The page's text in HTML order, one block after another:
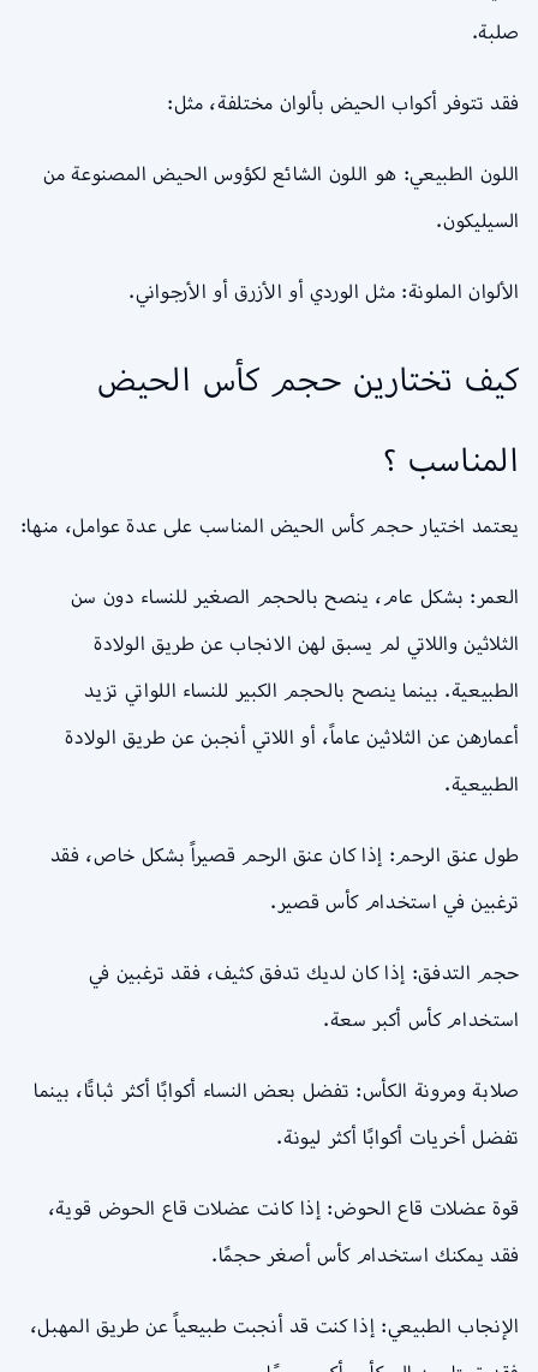
صلبة.
فقد تتوفر أكواب الحيض بألوان مختلفة، مثل:
اللون الطبيعي: هو اللون الشائع لكؤوس الحيض المصنوعة من
السيليكون.
الألوان الملونة: مثل الوردي أو الأزرق أو الأرجواني.
كيف تختارين حجم كأس الحيض
المناسب ؟
يعتمد اختيار حجم كأس الحيض المناسب على عدة عوامل، منها:
العمر: بشكل عام، ينصح بالحجم الصغير للنساء دون سن
الثلاثين واللاتي لم يسبق لهن الانجاب عن طريق الولادة
الطبيعية. بينما ينصح بالحجم الكبير للنساء اللواتي تزيد
أعمارهن عن الثلاثين عاماً، أو اللاتي أنجبن عن طريق الولادة
الطبيعية.
طول عنق الرحم: إذا كان عنق الرحم قصيراً بشكل خاص، فقد
ترغبين في استخدام كأس قصير.
حجم التدفق: إذا كان لديك تدفق كثيف، فقد ترغبين في
استخدام كأس أكبر سعة.
صلابة ومرونة الكأس: تفضل بعض النساء أكوابًا أكثر ثباتًا، بينما
تفضل أخريات أكوابًا أكثر ليونة.
قوة عضلات قاع الحوض: إذا كانت عضلات قاع الحوض قوية،
فقد يمكنك استخدام كأس أصغر حجمًا.
الإنجاب الطبيعي: إذا كنت قد أنجبت طبيعياً عن طريق المهبل،